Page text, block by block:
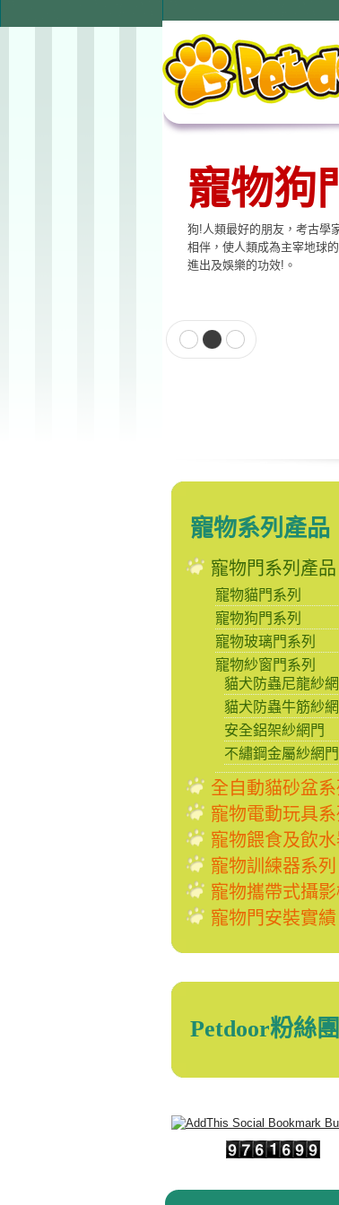
寵物狗
狗!人類最好的朋友，考古學
相伴，使人類成為主宰地球
進出及娛樂的功效!。
寵物系列產品
寵物門系列產品
寵物貓門系列
寵物狗門系列
寵物玻璃門系列
寵物紗窗門系列
貓犬防蟲尼龍紗
貓犬防蟲牛筋紗
安全鋁架紗網門
不繡鋼金屬紗網門
全自動貓砂盆系
寵物電動玩具系
寵物餵食及飲
寵物訓練器系列
寵物攜帶式攝
寵物門安裝實績
Petdoor粉絲團